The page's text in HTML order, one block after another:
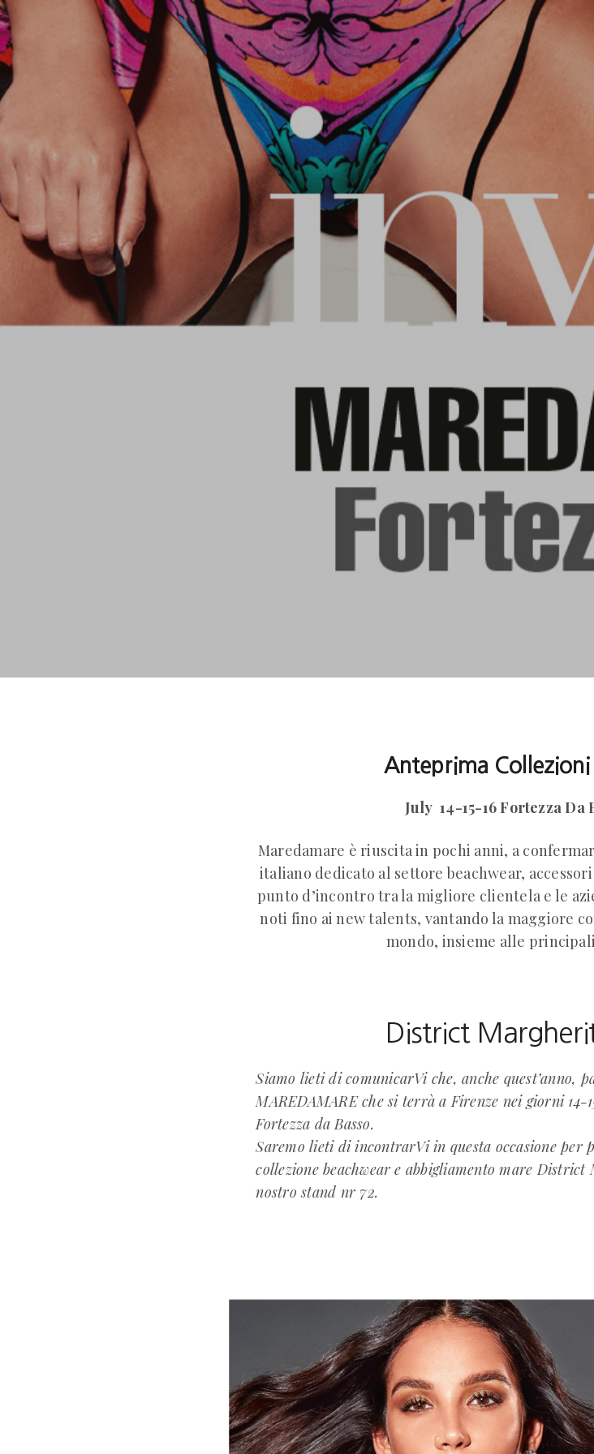
Anteprima
July 14-15-16 Fortezza Da
Maredamare è riuscita in pochi anni, a
italiano dedicato al settore beachwear,
punto d’incontro tra la migliore clientela e le
noti fino ai new talents, vantando la maggiore
mondo, insieme alle
District
Siamo lieti di comunicarVi che, anche quest’anno,
MAREDAMARE che si terrà a Firenze nei giorni
Fortezza da Basso.
Saremo lieti di incontrarVi in questa occasione per
collezione beachwear e abbigliamento mare District
nostro stand nr 72.